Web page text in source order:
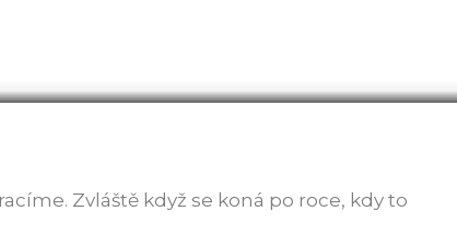
Zvláště když se koná po roce, kdy to